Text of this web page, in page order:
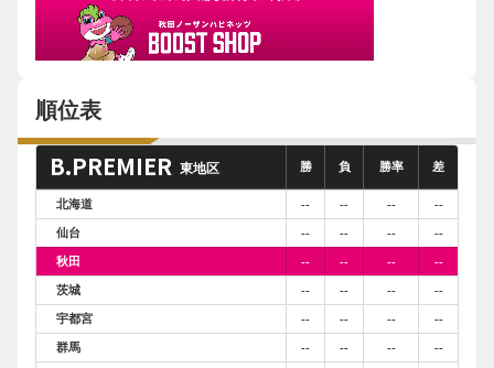
順位表
B.PREMIER 東地区 勝 負 勝率 差
北海道 -- -- -- --
仙台 -- -- -- --
秋田 -- -- -- --
茨城 -- -- -- --
宇都宮 -- -- -- --
群馬 -- -- -- --